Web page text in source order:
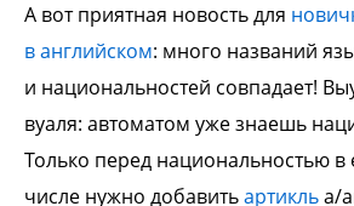
А вот приятная новость для
ванглийском: много названий
и национальностей совпадает!
вуаля: автоматом уже знаешь
Только перед национальностью в
числе нужно добавитьартикльa/